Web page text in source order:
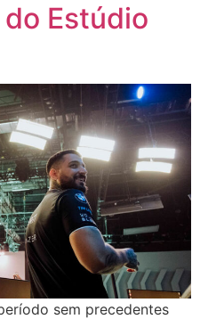
Estúdio
sem precedentes